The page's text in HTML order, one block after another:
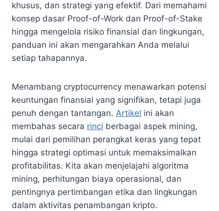
khusus, dan strategi yang efektif. Dari memahami
konsep dasar Proof-of-Work dan Proof-of-Stake
hingga mengelola risiko finansial dan lingkungan,
panduan ini akan mengarahkan Anda melalui
setiap tahapannya.
Menambang cryptocurrency menawarkan potensi
keuntungan finansial yang signifikan, tetapi juga
penuh dengan tantangan. Artikel ini akan
membahas secara rinci berbagai aspek mining,
mulai dari pemilihan perangkat keras yang tepat
hingga strategi optimasi untuk memaksimalkan
profitabilitas. Kita akan menjelajahi algoritma
mining, perhitungan biaya operasional, dan
pentingnya pertimbangan etika dan lingkungan
dalam aktivitas penambangan kripto.